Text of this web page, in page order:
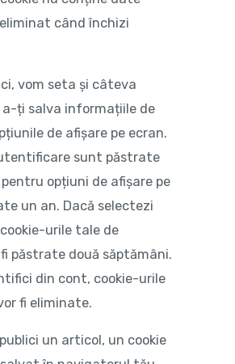
când închizi
vom seta și câteva
ți salva informațiile de
de afișare pe ecran.
sunt păstrate
opțiuni de afișare pe
un an. Dacă selectezi
urile tale de
păstrate două săptămâni.
din cont, cookie-urile
fi eliminate.
un articol, un cookie